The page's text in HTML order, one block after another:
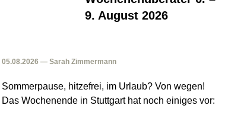
9. August 2026
05.08.2026 — Sarah Zimmermann
Sommerpause, hitzefrei, im Urlaub? Von wegen!
Das Wochenende in Stuttgart hat noch einiges vor: